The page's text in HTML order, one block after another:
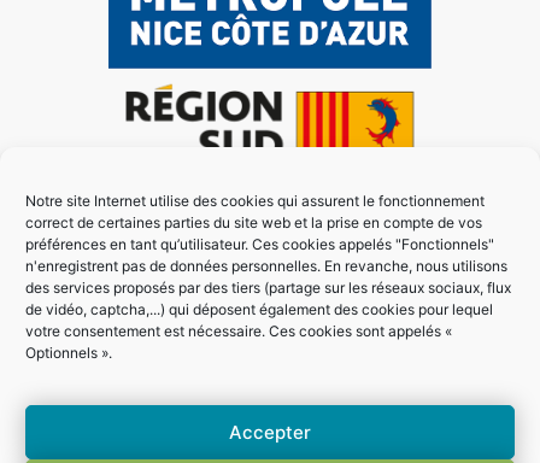
Notre site Internet utilise des cookies qui assurent le fonctionnement
correct de certaines parties du site web et la prise en compte de vos
préférences en tant qu’utilisateur. Ces cookies appelés "Fonctionnels"
n'enregistrent pas de données personnelles. En revanche, nous utilisons
des services proposés par des tiers (partage sur les réseaux sociaux, flux
de vidéo, captcha,...) qui déposent également des cookies pour lequel
votre consentement est nécessaire. Ces cookies sont appelés «
Optionnels ».
Accepter